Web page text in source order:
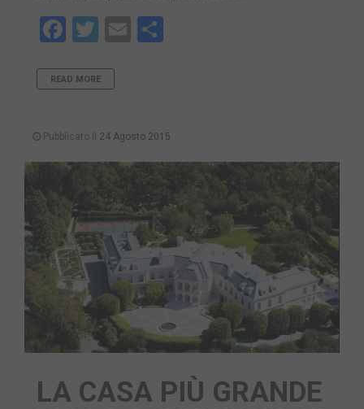
Facebook
Twitter
Email
READ MORE
Pubblicato il 24 Agosto 2015
LA CASA PIÙ GRANDE